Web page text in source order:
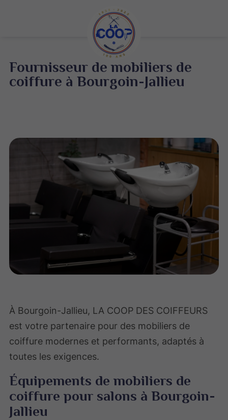
Fournisseur de mobiliers de
coiffure à Bourgoin-Jallieu
À Bourgoin-Jallieu, LA COOP DES COIFFEURS
est votre partenaire pour des mobiliers de
coiffure modernes et performants, adaptés à
toutes les exigences.
Équipements de mobiliers de
coiffure pour salons à Bourgoin-
Jallieu